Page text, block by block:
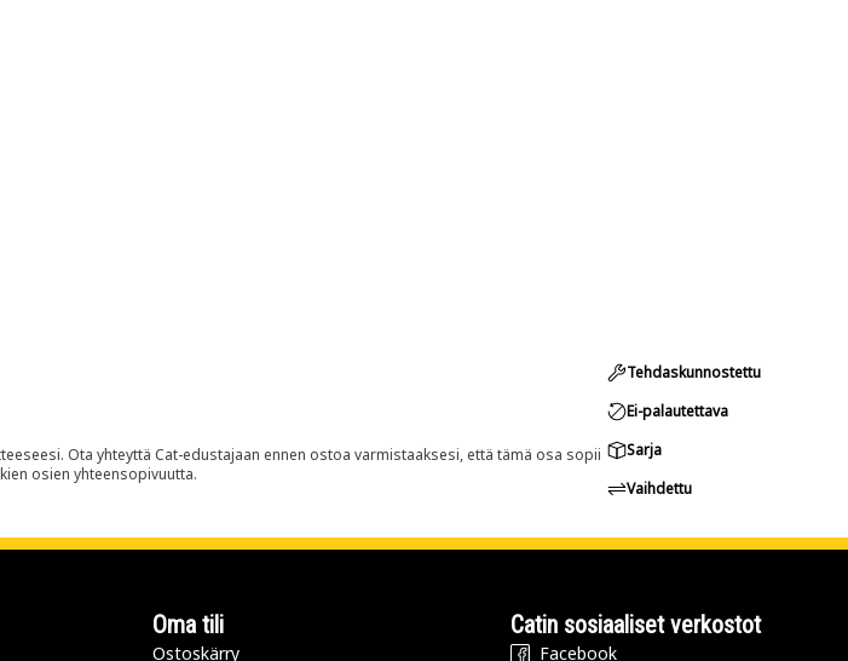
Ota yhteyttä Cat-edustajaan ennen ostoa varmistaaksesi, että tämä osa sopii
osien yhteensopivuutta.
Tehdaskunnostettu
Ei-palautettava
Sarja
Vaihdettu
Oma tili
Ostoskärry
Catin sosiaaliset verkostot
Facebook